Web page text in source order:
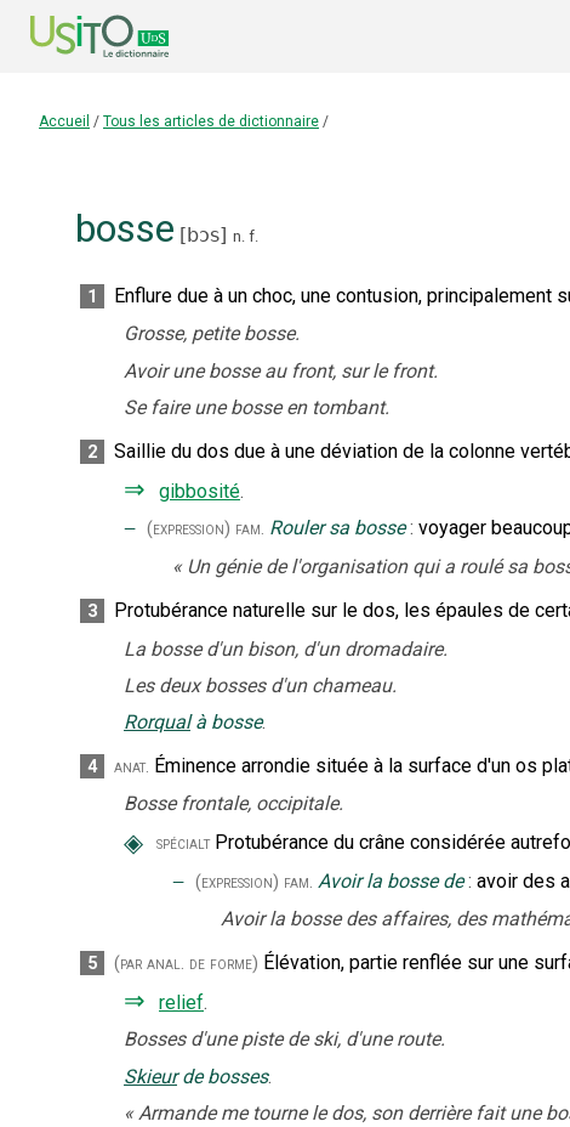
Accueil / Tous les articles de dictionnaire /
bosse [bɔs] n. f.
1
Enflure due à un choc, une contusion, principalement
Grosse, petite bosse.
Avoir une bosse au front, sur le front.
Se faire une bosse en tombant.
2 Saillie du dos due à une déviation de la colonne
⇒ gibbosité.
‒ (expression) fam. Rouler sa bosse : voyager
« Un génie de l'organisation qui a roulé sa
3
Protubérance naturelle sur le dos, les épaules de
La bosse d'un bison, d'un dromadaire.
Les deux bosses d'un chameau.
Rorqual à bosse.
4 anat. Éminence arrondie située à la surface d'un os
Bosse frontale, occipitale.
◈ spécialt Protubérance du crâne considérée
‒ (expression) fam. Avoir la bosse de : avoir des
Avoir la bosse des affaires, des
5 (par anal. de forme) Élévation, partie renflée sur une
⇒ relief.
Bosses d'une piste de ski, d'une route.
Skieur de bosses.
« Armande me tourne le dos, son derrière fait une